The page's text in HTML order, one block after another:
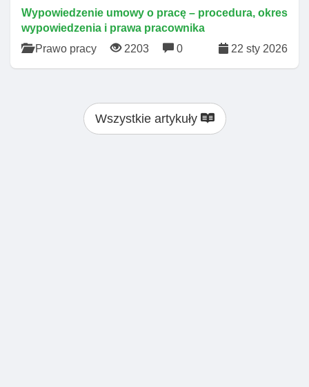
Wypowiedzenie umowy o pracę – procedura, okres
wypowiedzenia i prawa pracownika
Prawo pracy
2203 0 22 sty 2026
Wszystkie artykuły